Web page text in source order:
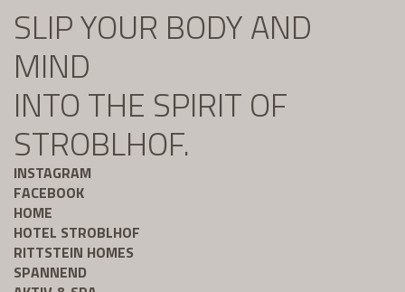
SLIP YOUR BODY AND
MIND
INTO THE SPIRIT OF
STROBLHOF.
INSTAGRAM
FACEBOOK
HOME
HOTEL STROBLHOF
RITTSTEIN HOMES
SPANNEND